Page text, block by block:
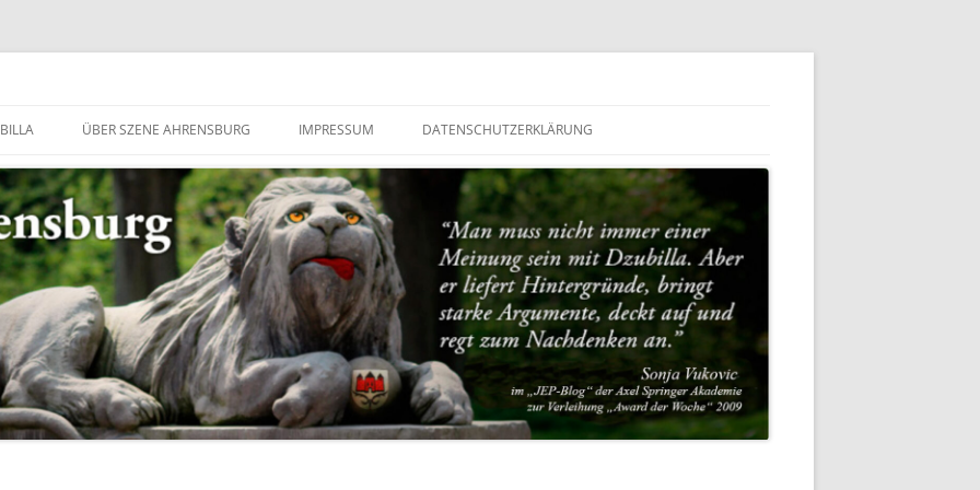
ÜBER SZENE AHRENSBURG IMPRESSUM DATENSCHUTZERKLÄRUNG